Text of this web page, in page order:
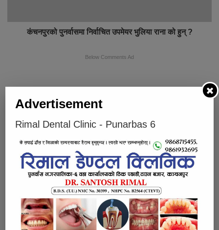
कंचनपुरको पुनर्वासमा निर्वाचित उपमेयर भुलिया राना को हुन् ?
Below Comments Ad
भर्खरै लोकप्रिय प्रतिक्रियाहरु
पुनर्वासबाट लागुऔषधसहित चार जना पक्राउ
Advertisement
Rimal Dental Clinic - Punarbas 6